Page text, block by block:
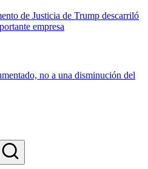
de Justicia de Trump descarriló
empresa
no a una disminución del